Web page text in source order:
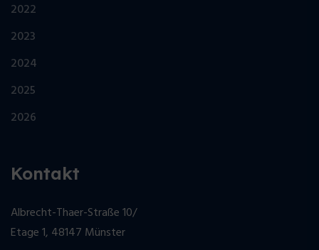
2022
2023
2024
2025
2026
Kontakt
Albrecht-Thaer-Straße 10/
Etage 1, 48147 Münster